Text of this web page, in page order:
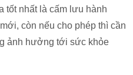
tốt nhất là cấm lưu hành
còn nếu cho phép thì cần
ảnh hưởng tới sức khỏe